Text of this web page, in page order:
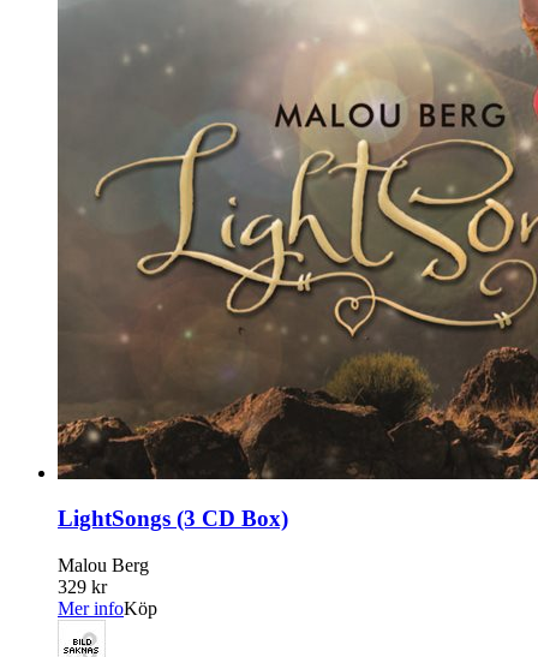
LightSongs (3 CD Box)
Malou Berg
329 kr
Mer infoKöp